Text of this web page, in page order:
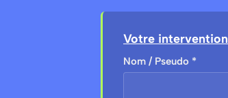
Votre intervention
Nom / Pseudo *